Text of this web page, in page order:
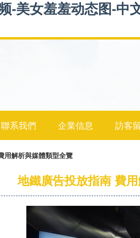
-美女羞羞动态图-
聯系我們 企業信息 訪客
用解析與媒體類型全覽
地鐵廣告投放指南 費